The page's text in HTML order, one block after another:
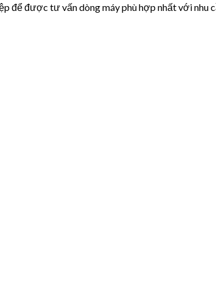
để được tư vấn dòng máy phù hợp nhất với nhu